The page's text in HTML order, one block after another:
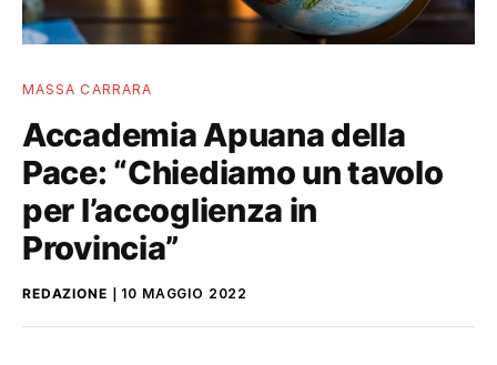
MASSA CARRARA
Accademia Apuana della
Pace: “Chiediamo un tavolo
per l’accoglienza in
Provincia”
REDAZIONE 10 MAGGIO 2022